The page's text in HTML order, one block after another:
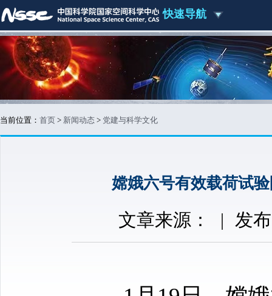
快速导航
当前位置： 首页 > 新闻动态 > 党建与科学文化
嫦娥六号有效载荷试
文章来源： | 发